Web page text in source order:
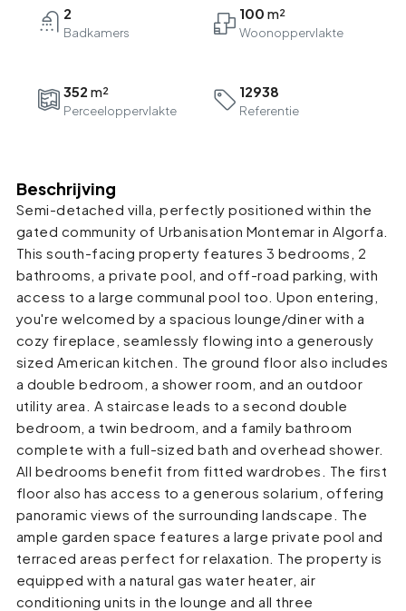
2
Badkamers
100
352
Perceeloppervlakte
12938
Referentie
Beschrijving
Semi-detached villa, perfectly positioned within the
gated community of Urbanisation Montemar in Algorfa.
This south-facing property features 3 bedrooms, 2
bathrooms, a private pool, and off-road parking, with
access to a large communal pool too. Upon entering,
you're welcomed by a spacious lounge/diner with a
cozy fireplace, seamlessly flowing into a generously
sized American kitchen. The ground floor also includes
a double bedroom, a shower room, and an outdoor
utility area. A staircase leads to a second double
bedroom, a twin bedroom, and a family bathroom
complete with a full-sized bath and overhead shower.
All bedrooms benefit from fitted wardrobes. The first
floor also has access to a generous solarium, offering
panoramic views of the surrounding landscape. The
ample garden space features a large private pool and
terraced areas perfect for relaxation. The property is
equipped with a natural gas water heater, air
conditioning units in the lounge and all three